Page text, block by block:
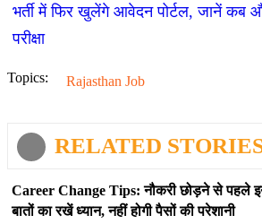
भर्ती में फिर खुलेंगे आवेदन पोर्टल, जानें कब
परीक्षा
Topics: Rajasthan Job
RELATED
Career Change Tips: नौकरी छोड़ने से पहले
बातों का रखें ध्यान, नहीं होगी पैसों की परेशानी